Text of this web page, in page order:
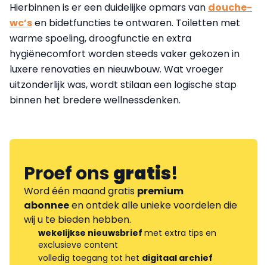
Hierbinnen is er een duidelijke opmars van douche-
wc’sen bidetfuncties te ontwaren. Toiletten met
warme spoeling, droogfunctie en extra
hygiënecomfort worden steeds vaker gekozen in
luxere renovaties en nieuwbouw. Wat vroeger
uitzonderlijk was, wordt stilaan een logische stap
binnen het bredere wellnessdenken.
Proef onsgratis!
Word één maand gratis premium
abonneeen ontdek alle unieke voordelen die
wij u te bieden hebben.
wekelijkse nieuwsbrief met extra tips en
exclusieve content
volledig toegang tot het digitaal archief